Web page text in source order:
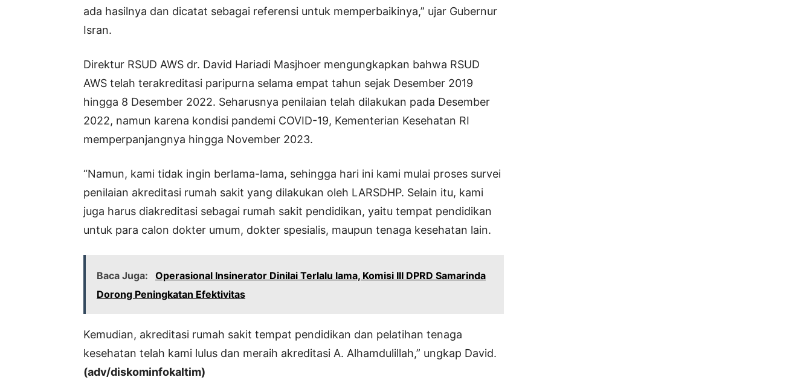
ada hasilnya dan dicatat sebagai referensi untuk memperbaikinya,” ujar Gubernur
Isran.
Direktur RSUD AWS dr. David Hariadi Masjhoer mengungkapkan bahwa RSUD
AWS telah terakreditasi paripurna selama empat tahun sejak Desember 2019
hingga 8 Desember 2022. Seharusnya penilaian telah dilakukan pada Desember
2022, namun karena kondisi pandemi COVID-19, Kementerian Kesehatan RI
memperpanjangnya hingga November 2023.
“Namun, kami tidak ingin berlama-lama, sehingga hari ini kami mulai proses survei
penilaian akreditasi rumah sakit yang dilakukan oleh LARSDHP. Selain itu, kami
juga harus diakreditasi sebagai rumah sakit pendidikan, yaitu tempat pendidikan
untuk para calon dokter umum, dokter spesialis, maupun tenaga kesehatan lain.
Baca Juga:
Operasional Insinerator Dinilai Terlalu lama, Komisi III DPRD Samarinda
Dorong Peningkatan Efektivitas
Kemudian, akreditasi rumah sakit tempat pendidikan dan pelatihan tenaga
kesehatan telah kami lulus dan meraih akreditasi A. Alhamdulillah,” ungkap David.
(adv/diskominfokaltim)